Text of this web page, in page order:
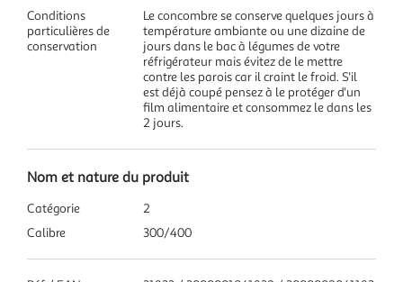
Conditions
particulières de
conservation
Le concombre se conserve quelques jours à
température ambiante ou une dizaine de
jours dans le bac à légumes de votre
réfrigérateur mais évitez de le mettre
contre les parois car il craint le froid. S'il
est déjà coupé pensez à le protéger d'un
film alimentaire et consommez le dans les
2 jours.
Nom et nature du produit
Catégorie
2
Calibre
300/400